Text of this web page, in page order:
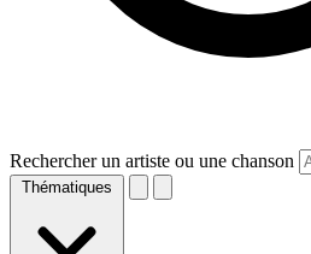
Rechercher un artiste ou une chanson
Thématiques